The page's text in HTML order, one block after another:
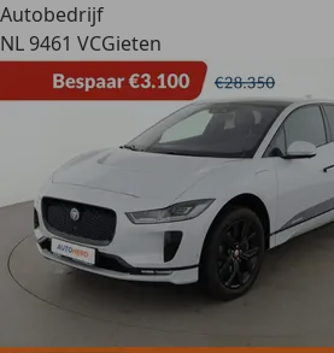
Autobedrijf
NL 9461 VCGieten